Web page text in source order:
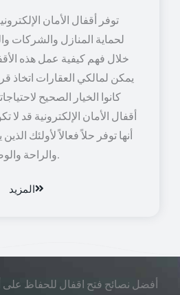
توفر أقفال الأمان
لحماية المنازل والشركات
خلال فهم كيفية عمل هذه
يمكن لمالكي العقارات اتخاذ
كانوا الخيار الصحيح
أقفال الأمان الإلكترونية قد لا
أنها توفر حلاً فعالاً لأولئك
والراحة والوصول القابل للتخصيص.
المزيد
أفضل نصائح فتح اقفال للحفاظ على